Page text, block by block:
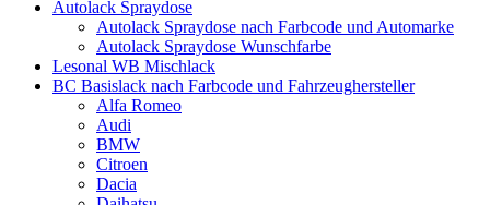
Autolack Spraydose
Autolack Spraydose nach Farbcode und Automarke
Autolack Spraydose Wunschfarbe
Lesonal WB Mischlack
BC Basislack nach Farbcode und Fahrzeughersteller
Alfa Romeo
Audi
BMW
Citroen
Dacia